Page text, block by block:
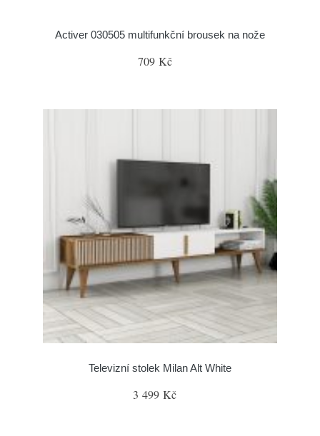
Activer 030505 multifunkční brousek na nože
709 Kč
Televizní stolek Milan Alt White
3 499 Kč